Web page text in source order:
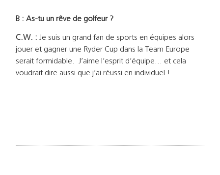
B : As-tu un rêve de golfeur ?
C.W. : Je suis un grand fan de sports en équipes alors
jouer et gagner une Ryder Cup dans la Team Europe
serait formidable. J’aime l’esprit d’équipe… et cela
voudrait dire aussi que j’ai réussi en individuel !